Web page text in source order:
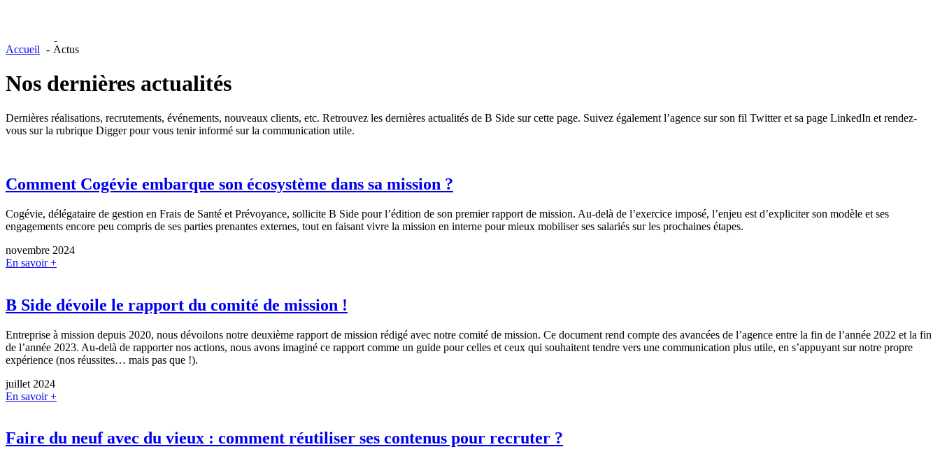
Accueil Actus
Nos dernières actualités
Dernières réalisations, recrutements, événements, nouveaux clients, etc. Retrouvez les dernières actualités de B Side sur cette page. Suivez également l’agence sur son fil Twitter et sa page LinkedIn et rendez-
vous sur la rubrique Digger pour vous tenir informé sur la communication utile.
Comment Cogévie embarque son écosystème dans sa mission ?
Cogévie, délégataire de gestion en Frais de Santé et Prévoyance, sollicite B Side pour l’édition de son premier rapport de mission. Au-delà de l’exercice imposé, l’enjeu est d’expliciter son modèle et ses
engagements encore peu compris de ses parties prenantes externes, tout en faisant vivre la mission en interne pour mieux mobiliser ses salariés sur les prochaines étapes.
novembre 2024
En savoir +
B Side dévoile le rapport du comité de mission !
Entreprise à mission depuis 2020, nous dévoilons notre deuxième rapport de mission rédigé avec notre comité de mission. Ce document rend compte des avancées de l’agence entre la fin de l’année 2022 et la fin
de l’année 2023. Au-delà de rapporter nos actions, nous avons imaginé ce rapport comme un guide pour celles et ceux qui souhaitent tendre vers une communication plus utile, en s’appuyant sur notre propre
expérience (nos réussites… mais pas que !).
juillet 2024
En savoir +
Faire du neuf avec du vieux : comment réutiliser ses contenus pour recruter ?